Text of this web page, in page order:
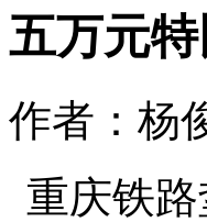
五万元
作者：杨
重庆铁